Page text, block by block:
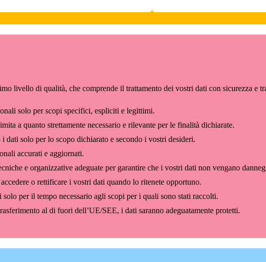
livello di qualità, che comprende il trattamento dei vostri dati con sicurezza e
solo per scopi specifici, espliciti e legittimi.
a quanto strettamente necessario e rilevante per le finalità dichiarate.
dati solo per lo scopo dichiarato e secondo i vostri desideri.
accurati e aggiornati.
e organizzative adeguate per garantire che i vostri dati non vengano
o rettificare i vostri dati quando lo ritenete opportuno.
per il tempo necessario agli scopi per i quali sono stati raccolti.
al di fuori dell’UE/SEE, i dati saranno adeguatamente protetti.